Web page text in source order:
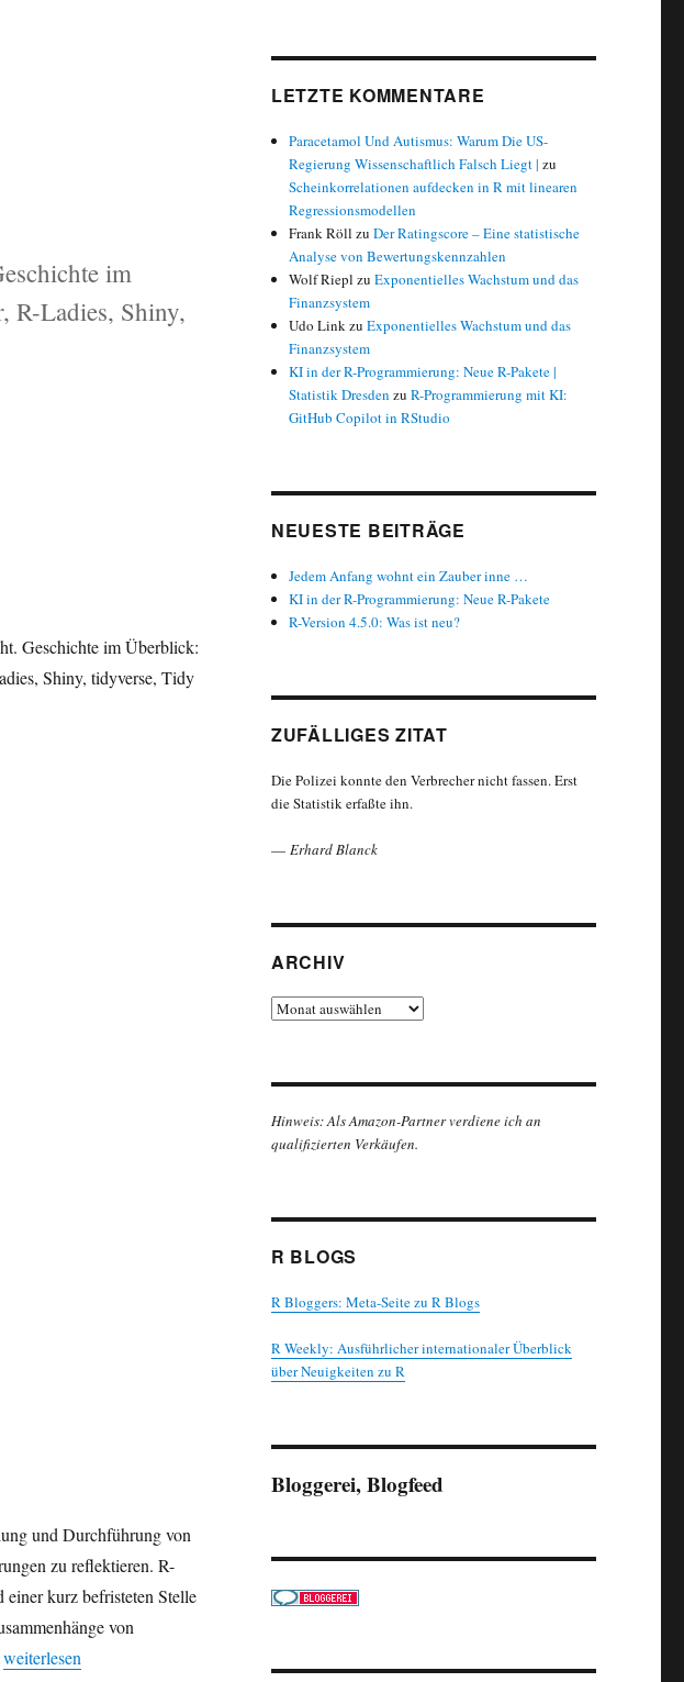
im
R-Ladies, Shiny,
Geschichte im Überblick:
Shiny, tidyverse, Tidy
und Durchführung von
zu reflektieren. R-
kurz befristeten Stelle
von
„6 Jahre R-Seminare / R-Kurse / R-Workshops: Erfahrungsbericht“
weiterlesen
LETZTE KOMMENTARE
Paracetamol Und Autismus: Warum Die US-
Regierung Wissenschaftlich Falsch Liegt | zu
Scheinkorrelationen aufdecken in R mit linearen
Regressionsmodellen
Frank Röll zuDer Ratingscore – Eine statistische
Analyse von Bewertungskennzahlen
Wolf Riepl zuExponentielles Wachstum und das
Finanzsystem
Udo LinkzuExponentielles Wachstum und das
Finanzsystem
KI in der R-Programmierung: Neue R-Pakete |
Statistik Dresden zuR-Programmierung mit KI:
GitHub Copilot in RStudio
NEUESTE BEITRÄGE
Jedem Anfang wohnt ein Zauber inne …
KI in der R-Programmierung: Neue R-Pakete
R-Version 4.5.0: Was ist neu?
ZUFÄLLIGES ZITAT
Die Polizei konnte den Verbrecher nicht fassen. Erst
die Statistik erfaßte ihn.
— Erhard Blanck
ARCHIV
Archiv
Hinweis: Als Amazon-Partner verdiene ich an
qualifizierten Verkäufen.
R BLOGS
R Bloggers: Meta-Seite zu R Blogs
R Weekly: Ausführlicher internationaler Überblick
über Neuigkeiten zu R
Bloggerei, Blogfeed